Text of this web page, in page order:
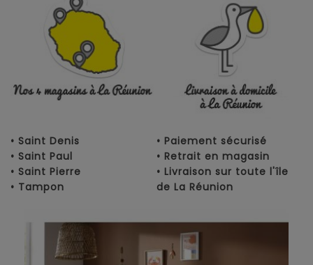
• Saint Denis
• Saint Paul
• Saint Pierre
• Tampon
• Paiement sécurisé
• Retrait en magasin
• Livraison sur toute l'île
de La Réunion